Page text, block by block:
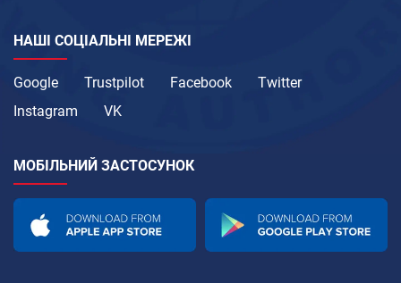
НАШІ СОЦІАЛЬНІ МЕРЕЖІ
Google Trustpilot Facebook
Twitter
Instagram
VK
МОБІЛЬНИЙ ЗАСТОСУНОК